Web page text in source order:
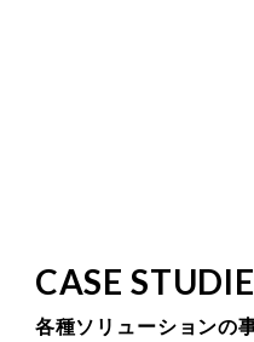
CASE
各種ソリューションの